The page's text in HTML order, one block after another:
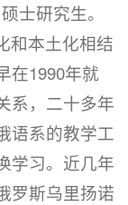
士研究生。
和本土化相结
在1990年就
系，二十多年
语系的教学工
学习。近几年
罗斯乌里扬诺